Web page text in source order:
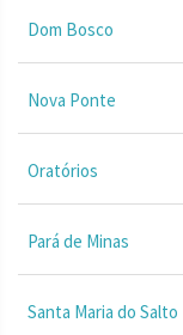
Dom Bosco
Nova Ponte
Oratórios
Pará de Minas
Santa Maria do Salto